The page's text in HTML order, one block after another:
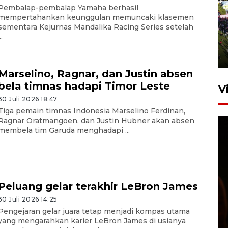
pembalap Yamaha berhasil
keunggulan memuncaki klasemen
Kejurnas Mandalika Racing Series setelah
Ragnar, dan Justin absen
timnas hadapi Timor Leste
Juli 2026 18:47
pemain timnas Indonesia Marselino Ferdinan,
Oratmangoen, dan Justin Hubner akan absen
tim Garuda menghadapi ...
gelar terakhir LeBron James
Juli 2026 14:25
gelar juara tetap menjadi kompas utama
mengarahkan karier LeBron James di usianya
UPACARA HUT KE-78
REPUBLIK INDONESIA DI
SPPG di Gorontalo jaga
kandungan gizi paket MBG
Ramadhan
23 Februari 2026 18:20